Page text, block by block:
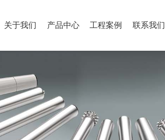
关于我们 产品中心 工程案例 联系我们